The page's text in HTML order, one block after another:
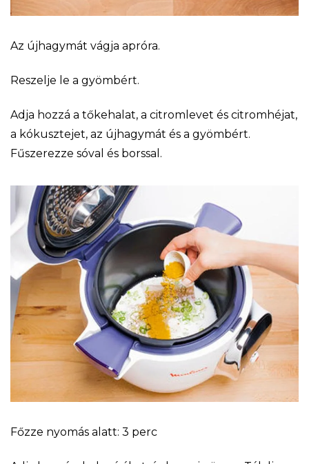
Az újhagymát vágja apróra.
Reszelje le a gyömbért.
Adja hozzá a tőkehalat, a citromlevet és citromhéjat,
a kókusztejet, az újhagymát és a gyömbért.
Fűszerezze sóval és borssal.
Főzze nyomás alatt: 3 perc